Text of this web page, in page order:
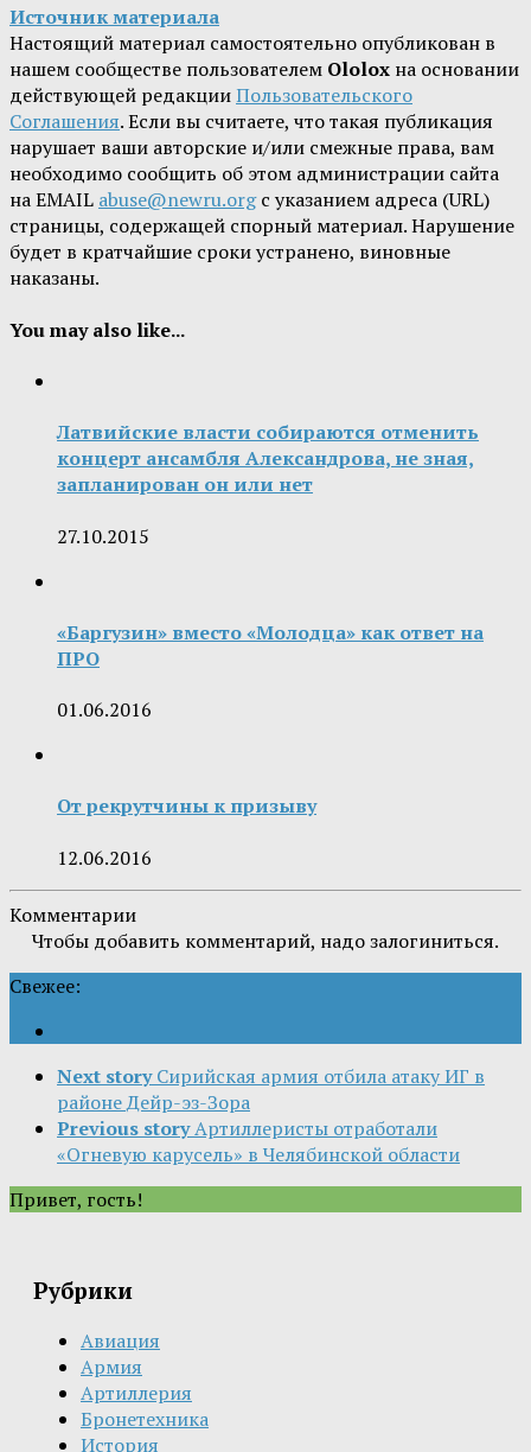
Источник материала
Настоящий материал самостоятельно опубликован в
нашем сообществе пользователем Ololox на основании
действующей редакцииПользовательского
Соглашения. Если вы считаете, что такая публикация
нарушает ваши авторские и/или смежные права, вам
необходимо сообщить об этом администрации сайта
на EMAIL abuse@newru.orgс указанием адреса (URL)
страницы, содержащей спорный материал. Нарушение
будет в кратчайшие сроки устранено, виновные
наказаны.
You may also like...
Латвийские власти собираются отменить
концерт ансамбля Александрова, не зная,
запланирован он или нет
27.10.2015
«Баргузин» вместо «Молодца» как ответ на
ПРО
01.06.2016
От рекрутчины к призыву
12.06.2016
Комментарии
Чтобы добавить комментарий, надо залогиниться.
Свежее:
Next story Сирийская армия отбила атаку ИГ в
районе Дейр-эз-Зора
Previous storyАртиллеристы отработали
«Огневую карусель» в Челябинской области
Привет, гость!
Рубрики
Авиация
Армия
Артиллерия
Бронетехника
История